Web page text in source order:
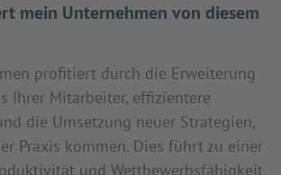
mein Unternehmen von diesem
profitiert durch die Erweiterung
Ihrer Mitarbeiter, effizientere
die Umsetzung neuer Strategien,
Praxis kommen. Dies führt zu einer
und Wettbewerbsfähigkeit.